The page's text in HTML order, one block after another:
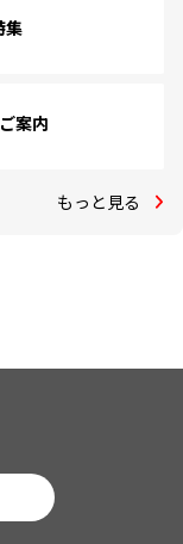
集
案内
もっと見る